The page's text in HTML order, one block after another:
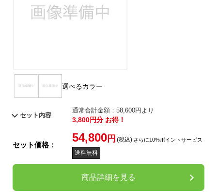
選べるカラー
セット内容
通常合計金額：58,600円より
3,800円分 お得！
セット価格：
54,800円 (税込) さらに10%ポイントサービス
送料無料
商品詳細を見る